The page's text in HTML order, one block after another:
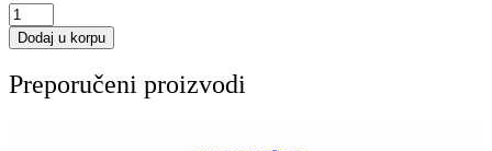
Alka
za
ključeve
mm
Dodaj u korpu
Preporučeni proizvodi